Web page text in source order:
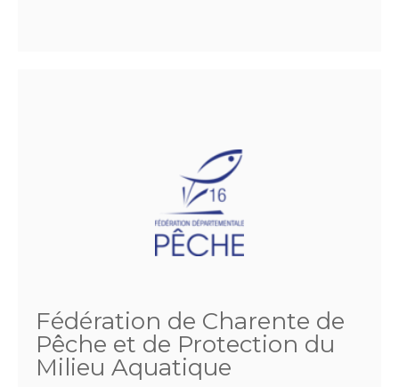
Fédération de Charente de
Pêche et de Protection du
Milieu Aquatique